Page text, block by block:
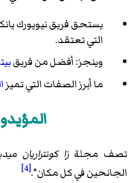
يستحق فريق نيويورك
التي تعتقد.
وينجز: أفضل من فريق
ما أبرز الصفات التي تميز
تصف مجلةزا كونتراريان
الجانحين في كل مكان".[4]